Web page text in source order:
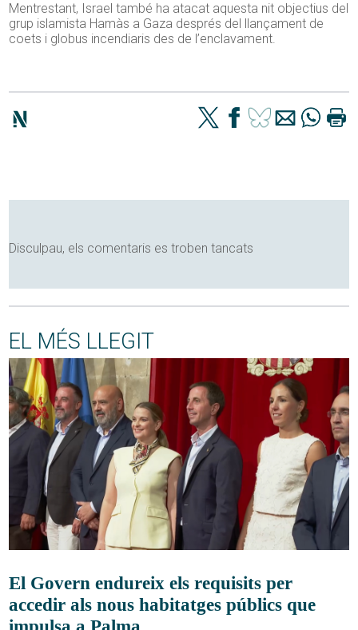
Mentrestant, Israel també ha atacat aquesta nit objectius del
grup islamista Hamàs a Gaza després del llançament de
coets i globus incendiaris des de l’enclavament.
Disculpau, els comentaris es troben tancats
EL MÉS LLEGIT
El Govern endureix els requisits per
accedir als nous habitatges públics que